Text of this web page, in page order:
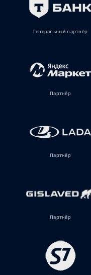
Генеральный партнёр
Партнёр
Партнёр
Партнёр